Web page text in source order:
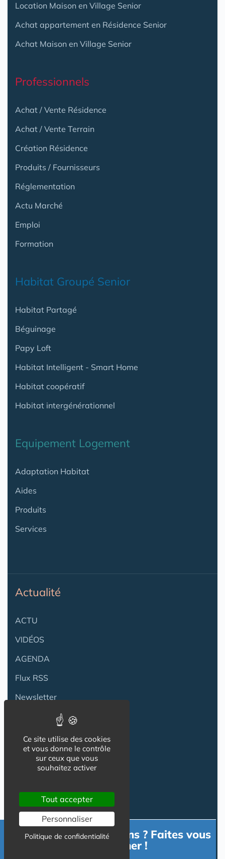
Location Maison en Village Senior
Achat appartement en Résidence Senior
Achat Maison en Village Senior
Professionnels
Achat / Vente Résidence
Achat / Vente Terrain
Création Résidence
Produits / Fournisseurs
Réglementation
Actu Marché
Emploi
Formation
Habitat Groupé Senior
Habitat Partagé
Béguinage
Papy Loft
Habitat Intelligent - Smart Home
Habitat coopératif
Habitat intergénérationnel
Equipement Logement
Adaptation Habitat
Aides
Produits
Services
Actualité
ACTU
VIDÉOS
AGENDA
Flux RSS
Newsletter
Reseaux Sociaux
Besoin d'informations ? Faites vous
accompagner !
Ce site utilise des cookies
et vous donne le contrôle
sur ceux que vous
souhaitez activer
Tout accepter
Personnaliser
Politique de confidentialité